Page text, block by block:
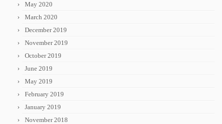
May 2020
March 2020
December 2019
November 2019
October 2019
June 2019
May 2019
February 2019
January 2019
November 2018